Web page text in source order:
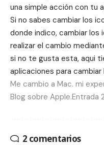
una simple acción con tu
Si no sabes cambiar los
donde indico, cambiar los
realizar el cambio
si no te gusta esta, aqui
aplicaciones para
Me cambio a Mac. mi
Blog sobre Apple.Entrada
2 comentarios